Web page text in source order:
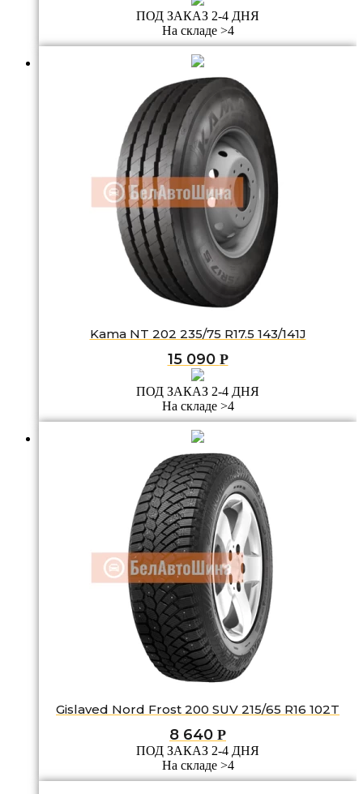
ПОД ЗАКАЗ 2-4 ДНЯ
На складе >4
Kama NT 202 235/75 R17.5 143/141J
15 090 Р
ПОД ЗАКАЗ 2-4 ДНЯ
На складе >4
Gislaved Nord Frost 200 SUV 215/65 R16 102T
8 640 Р
ПОД ЗАКАЗ 2-4 ДНЯ
На складе >4